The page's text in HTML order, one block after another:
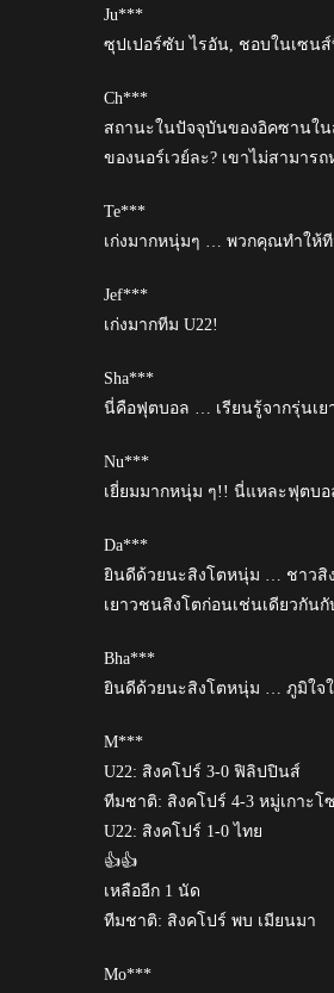
Ju***
ซุปเปอร์ซับ ไรอัน, ชอบในเซน
Ch***
สถานะในปัจจุบันของอิคซานใ
ของนอร์เวย์ละ? เขาไม่สามา
Te***
เก่งมากหนุ่มๆ … พวกคุณทำให้
Jef***
เก่งมากทีม U22!
Sha***
นี่คือฟุตบอล … เรียนรู้จากรุ่นเย
Nu***
เยี่ยมมากหนุ่ม ๆ!! นี่แหละฟุตบอ
Da***
ยินดีด้วยนะสิงโตหนุ่ม … ชาวสิ
เยาวชนสิงโตก่อนเช่นเดียวกัน
Bha***
ยินดีด้วยนะสิงโตหนุ่ม … ภูมิใจ
M***
U22: สิงคโปร์ 3-0 ฟิลิปปินส์
ทีมชาติ: สิงคโปร์ 4-3 หมู่เกาะโ
U22: สิงคโปร์ 1-0 ไทย
👍👍
เหลืออีก 1 นัด
ทีมชาติ: สิงคโปร์ พบ เมียนมา
Mo***